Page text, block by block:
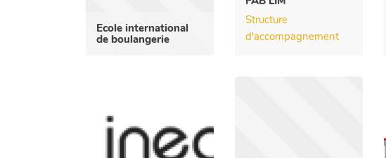
Ecole international
de boulangerie
Structure
d'accompagnement